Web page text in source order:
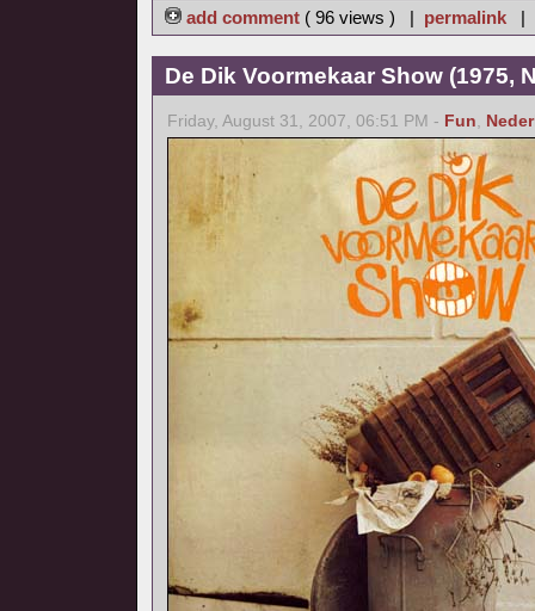
add comment ( 96 views ) | permalink |
De Dik Voormekaar Show (1975,
Friday, August 31, 2007, 06:51 PM - Fun,